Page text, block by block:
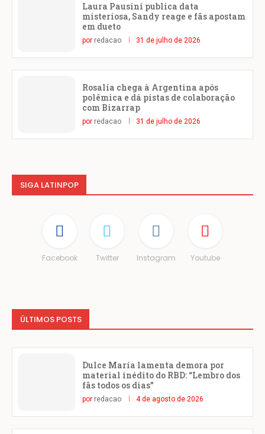
Laura Pausini publica data
misteriosa, Sandy reage e fãs apostam
em dueto
por redacao 31 de julho de 2026
Rosalía chega à Argentina após
polêmica e dá pistas de colaboração
com Bizarrap
por redacao 31 de julho de 2026
SIGA LATINPOP
Facebook Twitter Instagram Youtube
ÚLTIMOS POSTS
Dulce María lamenta demora por
material inédito do RBD: “Lembro dos
fãs todos os dias”
por redacao 4 de agosto de 2026